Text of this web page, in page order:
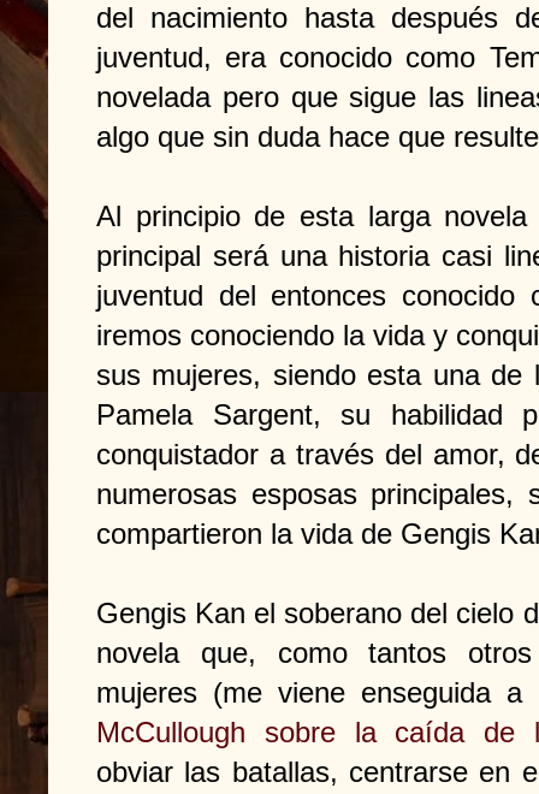
del nacimiento hasta después
juventud, era conocido como
novelada pero que sigue las
algo que sin duda hace que
Al principio de esta larga
principal será una historia casi
juventud del entonces conocido
iremos conociendo la vida y
sus mujeres, siendo esta una
Pamela Sargent, su habilidad
conquistador a través del amor,
numerosas esposas principales,
compartieron la vida de Gengis
Gengis Kan el soberano del cielo
novela que, como tantos
mujeres (me viene enseguida
McCullough sobre la caída de
obviar las batallas, centrarse en